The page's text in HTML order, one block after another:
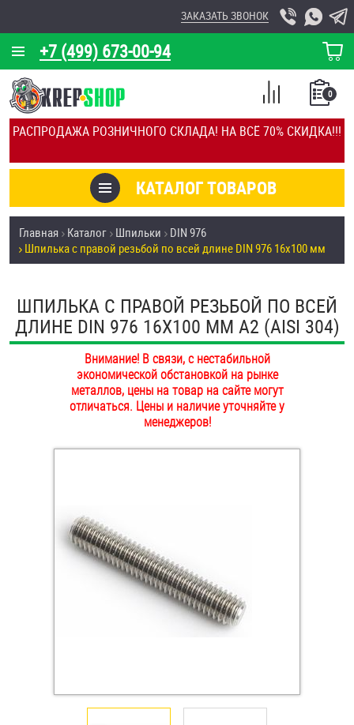
РАСПРОДАЖА РОЗНИЧНОГО СКЛАДА! НА ВСЁ 70% СКИДКА!!!
+7 (499) 673-00-94
ЗАКАЗАТЬ ЗВОНОК
КОРЗИНА
О КОМПАНИИ
КАЛЬКУЛЯТОР
ОТЗЫВЫ
УСЛУГИ
СКИДКИ
ОПТ
ПОКУПАТЕЛЯМ
ОПЛАТА И ДОСТАВКА
НАШИ МАГАЗИНЫ
КАТАЛОГ ТОВАРОВ
0
СПИСОК
СРАВНЕНИЕ
Товары со скидкой
Анкеры
Антивандальный крепёж, инструмент
Болты и винты
Втулки
Заклепки (Гайки-Заклепки)
Крюки, кольца с метрической резьбой
Крюки, кольца с шурупной резьбой
Главная Каталог Шпильки
DIN 976
Шпилька с правой резьбой по всей длине DIN 976 16х100 мм
ШПИЛЬКА С ПРАВОЙ РЕЗЬБОЙ ПО ВСЕЙ
ДЛИНЕ DIN 976 16Х100 ММ А2 (AISI 304)
Внимание! В связи, с нестабильной
экономической обстановкой на рынке
металлов, цены на товар на сайте могут
отличаться. Цены и наличие уточняйте у
менеджеров!